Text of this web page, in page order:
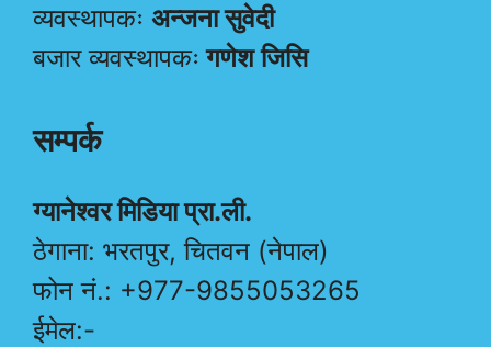
व्यवस्थापकः अन्जना सुवेदी
बजार व्यवस्थापकः गणेश जिसि
सम्पर्क
ग्यानेश्वर मिडिया प्रा.ली.
ठेगाना: भरतपुर, चितवन (नेपाल)
फोन नं.: +977-9855053265
ईमेल:-